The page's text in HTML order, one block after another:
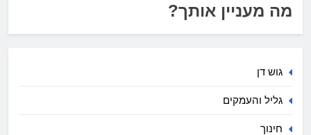
מה מעניין אותך?
גוש דן
גליל והעמקים
חינוך